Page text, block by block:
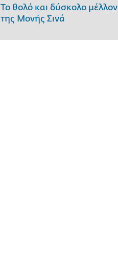
Το θολό και δύσκολο μέλλον
της Μονής Σινά